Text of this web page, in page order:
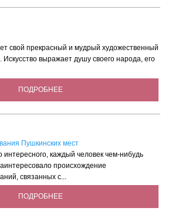
свой прекрасный и мудрый художественный
Искусство выражает душу своего народа, его
ПОДРОБНЕЕ
Пушкинских мест
каждый человек чем-нибудь
происхождение
связанных с...
ПОДРОБНЕЕ